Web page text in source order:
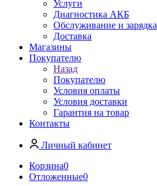
Услуги
Диагностика АКБ
Обслуживание и зарядка
Доставка
Магазины
Покупателю
Назад
Покупателю
Условия оплаты
Условия доставки
Гарантия на товар
Контакты
Личный кабинет
Корзина0
Отложенные0